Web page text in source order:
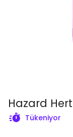
Hazard Hert
Tükeniyor